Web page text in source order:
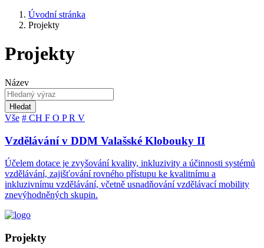
Úvodní stránka
Projekty
Projekty
Název
Hledat
Vše # CH F O PR V
Vzdělávání v DDM Valašské Klobouky II
Účelem dotace je zvyšování kvality, inkluzivity a účinnosti systémů
vzdělávání, zajišťování rovného přístupu ke kvalitnímu a
inkluzivnímu vzdělávání, včetně usnadňování vzdělávací mobility
znevýhodněných skupin.
Projekty